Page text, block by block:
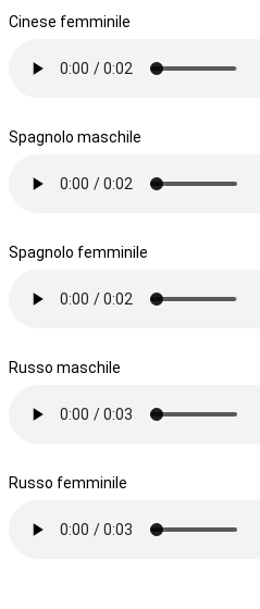
Cinese femminile
Spagnolo maschile
Spagnolo femminile
Russo maschile
Russo femminile